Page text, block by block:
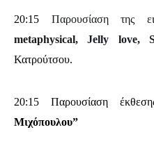
20:15 Παρουσίαση της ε
metaphysical,Jelly love,
Κατρούτσου.
20:15 Παρουσίαση
Μιχόπουλου”